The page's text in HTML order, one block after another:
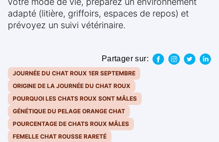
adapté (litière, griffoirs, espaces de repos) et
prévoyez un suivi vétérinaire.
Partager sur:
JOURNÉE DU CHAT ROUX 1ER SEPTEMBRE
ORIGINE DE LA JOURNÉE DU CHAT ROUX
POURQUOI LES CHATS ROUX SONT MÂLES
GÉNÉTIQUE DU PELAGE ORANGE CHAT
POURCENTAGE DE CHATS ROUX MÂLES
FEMELLE CHAT ROUSSE RARETÉ